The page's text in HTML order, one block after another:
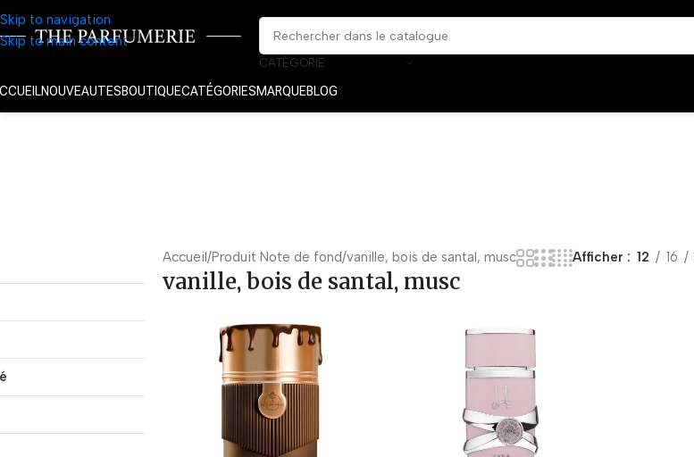
Skip to navigation
Skip to main content
CATÉGORIE
NOUVEAUTESBOUTIQUECATÉGORIESMARQUEBLOG
Accueil Produit Note de fond vanille, bois de santal, musc Afficher 12 16
vanille, bois de santal, musc